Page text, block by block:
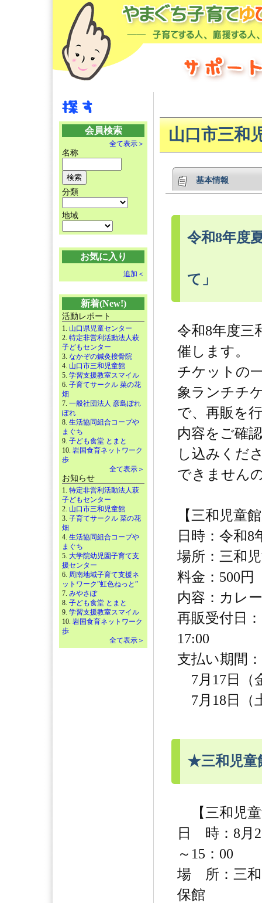
会員検索
全て表示＞
名称
分類
地域
お気に入り
追加＜
新着(New!)
活動レポート
1. 山口県児童センター
2. 特定非営利活動法人萩
子どもセンター
3. なかぞの鍼灸接骨院
4. 山口市三和児童館
5. 学習支援教室スマイル
6. 子育てサークル 菜の花
畑
7. 一般社団法人 彦島ぽれ
ぽれ
8. 生活協同組合コープや
まぐち
9. 子ども食堂 とまと
10. 岩国食育ネットワーク
歩
全て表示＞
お知らせ
1. 特定非営利活動法人萩
子どもセンター
2. 山口市三和児童館
3. 子育てサークル 菜の花
畑
4. 生活協同組合コープや
まぐち
5. 大学院幼児園子育て支
援センター
6. 周南地域子育て支援ネ
ットワーク”虹色ねっと”
7. みやさぽ
8. 子ども食堂 とまと
9. 学習支援教室スマイル
10. 岩国食育ネットワーク
歩
全て表示＞
山口市三和
基本情報
令和8年度
て」
令和8年度三
催します。
チケットの
象ランチチ
で、再販を
内容をご確
し込みくだ
できません
【三和児童
日時：令和8
場所：三和
料金：500円
内容：カレ
再販受付日
17:00
支払い期間：
7月17日（
7月18日（
★三和児
【三和児
日 時：8月2
～15：00
場 所：三和
保館